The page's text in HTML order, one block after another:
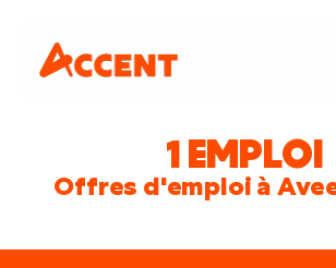
1 EMPLOI
Offres d'emploi à